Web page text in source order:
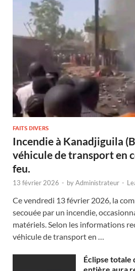
FAITS DIVERS
Incendie à Kanadjiguila
véhicule de transport en
feu.
13 février 2026 - byAdministrateur -
Ce vendredi 13 février 2026, la
secouée par un incendie,
matériels. Selon les informations
véhicule de transport en …
Éclipse totale